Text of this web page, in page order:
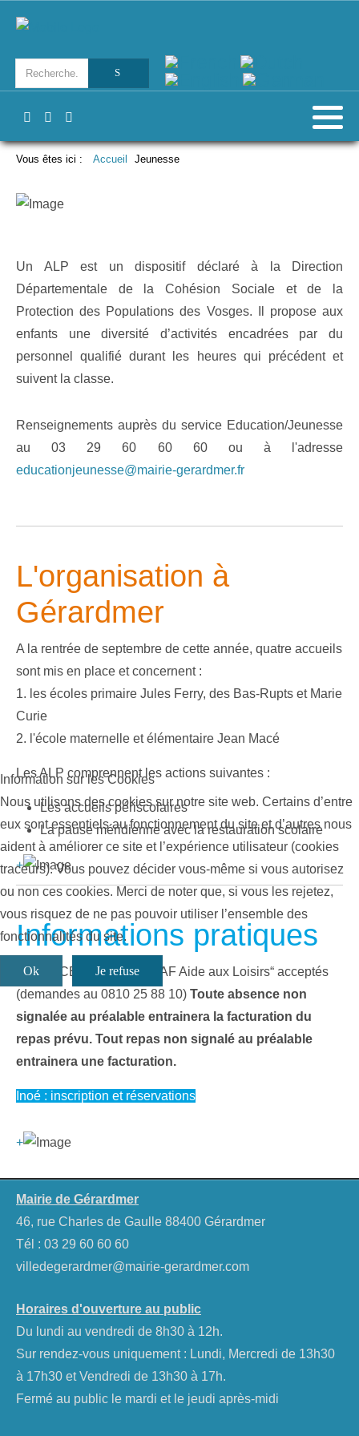
Vous êtes ici : Accueil Jeunesse
Un ALP est un dispositif déclaré à la Direction
Départementale de la Cohésion Sociale et de la
Protection des Populations des Vosges. Il propose aux
enfants une diversité d’activités encadrées par du
personnel qualifié durant les heures qui précédent et
suivent la classe.
Renseignements auprès du service Education/Jeunesse
au 03 29 60 60 60 ou à l'adresse
educationjeunesse@mairie-gerardmer.fr
L'organisation à
Gérardmer
A la rentrée de septembre de cette année, quatre accueils
sont mis en place et concernent :
1. les écoles primaire Jules Ferry, des Bas-Rupts et Marie
Curie
2. l'école maternelle et élémentaire Jean Macé
Les ALP comprennent les actions suivantes :
Les accueils périscolaires
La pause méridienne avec la restauration scolaire
+
Informations pratiques
Tickets CESU et Bons “CAF Aide aux Loisirs“ acceptés
(demandes au 0810 25 88 10) Toute absence non
signalée au préalable entrainera la facturation du
repas prévu. Tout repas non signalé au préalable
entrainera une facturation.
Inoé : inscription et réservations
+
Mairie de Gérardmer
46, rue Charles de Gaulle 88400 Gérardmer
Tél : 03 29 60 60 60
villedegerardmer@mairie-gerardmer.com
Horaires d'ouverture au public
Du lundi au vendredi de 8h30 à 12h.
Sur rendez-vous uniquement : Lundi, Mercredi de 13h30
à 17h30 et Vendredi de 13h30 à 17h.
Fermé au public le mardi et le jeudi après-midi
Information sur les Cookies
Nous utilisons des cookies sur notre site web. Certains d’entre
eux sont essentiels au fonctionnement du site et d’autres nous
aident à améliorer ce site et l’expérience utilisateur (cookies
traceurs). Vous pouvez décider vous-même si vous autorisez
ou non ces cookies. Merci de noter que, si vous les rejetez,
vous risquez de ne pas pouvoir utiliser l’ensemble des
fonctionnalités du site.
Ok Je refuse